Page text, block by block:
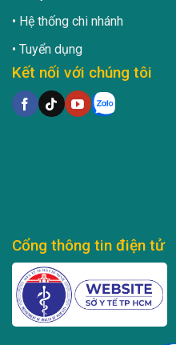
Hệ thống chi nhánh
Tuyển dụng
Kết nối với chúng tôi
Cổng thông tin điện tử